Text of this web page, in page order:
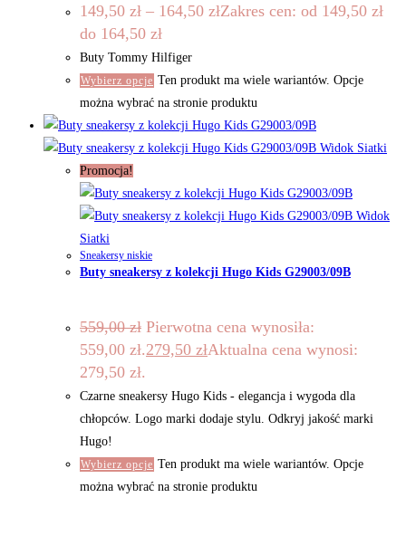
149,50 zł – 164,50 złZakres cen: od 149,50 zł
do 164,50 zł
Buty Tommy Hilfiger
Wybierz opcje Ten produkt ma wiele wariantów. Opcje
można wybrać na stronie produktu
Widok Siatki
Promocja!
Widok
Siatki
Sneakersy niskie
Buty sneakersy z kolekcji Hugo Kids G29003/09B
559,00zł Pierwotna cena wynosiła:
559,00 zł.279,50 złAktualna cena wynosi:
279,50 zł.
Czarne sneakersy Hugo Kids - elegancja i wygoda dla
chłopców. Logo marki dodaje stylu. Odkryj jakość marki
Hugo!
Wybierz opcje Ten produkt ma wiele wariantów. Opcje
można wybrać na stronie produktu